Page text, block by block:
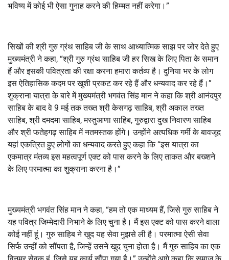
भविष्य में कोई भी ऐसा गुनाह करने की हिम्मत नहीं करेगा।”
सिखों की श्री गुरु ग्रंथ साहिब जी के साथ आध्यात्मिक साझ पर जोर देते हुए
मुख्यमंत्री ने कहा, “श्री गुरु ग्रंथ साहिब जी हर सिख के लिए पिता के समान
हैं और इसकी पवित्रता की रक्षा करना हमारा कर्तव्य है। दुनिया भर के लोग
इस ऐतिहासिक कदम पर खुशी प्रकट कर रहे हैं और धन्यवाद कर रहे हैं।”
शुक्राना यात्रा के बारे में मुख्यमंत्री भगवंत सिंह मान ने कहा कि श्री आनंदपुर
साहिब के बाद वे 9 मई तक तख्त श्री केसगढ़ साहिब,श्री अकाल तख्त
साहिब,श्री दमदमा साहिब,मस्तुआणा साहिब,गुरुद्वारा दुख निवारण साहिब
और श्री फतेहगढ़ साहिब में नतमस्तक होंगे। उन्होंने अत्यधिक गर्मी के बावजूद
यहां एकत्रित हुए लोगों का धन्यवाद करते हुए कहा कि “इस यात्रा का
एकमात्र मंतव्य इस महत्वपूर्ण एक्ट को पास करने के लिए ताकत और बख्शने
के लिए परमात्मा का शुक्राना करना है।”
मुख्यमंत्री भगवंत सिंह मान ने कहा, “हम तो एक माध्यम हैं,जिसे गुरु साहिब ने
यह पवित्र जिम्मेदारी निभाने के लिए चुना है। मैं इस एक्ट को पास करने वाला
कोई नहीं हूं। गुरु साहिब ने खुद यह सेवा मुझसे ली है। परमात्मा ऐसी सेवा
सिर्फ उन्हीं को सौंपता है,जिन्हें उसने खुद चुना होता है। मैं गुरु साहिब का एक